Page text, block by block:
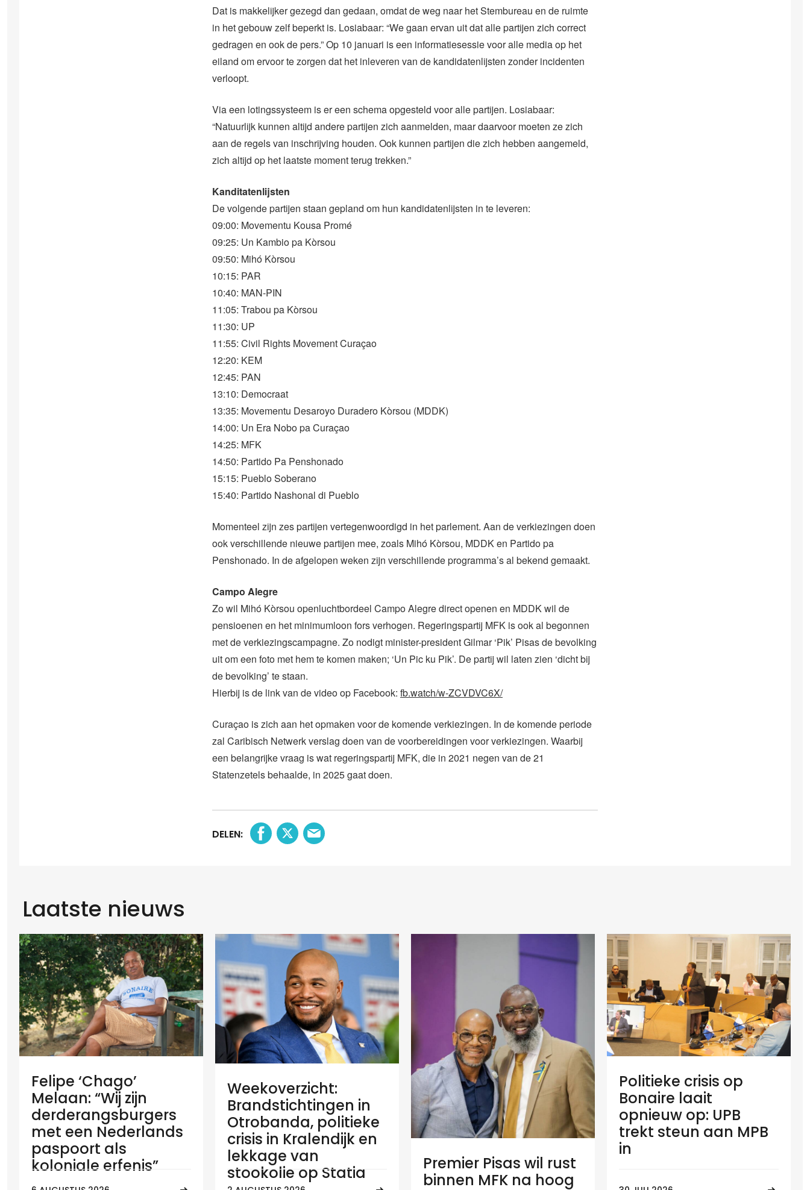
Dat is makkelijker gezegd dan gedaan, omdat de weg naar het Stembureau en de ruimte
in het gebouw zelf beperkt is. Losiabaar: “We gaan ervan uit dat alle partijen zich correct
gedragen en ook de pers.” Op 10 januari is een informatiesessie voor alle media op het
eiland om ervoor te zorgen dat het inleveren van de kandidatenlijsten zonder incidenten
verloopt.
Via een lotingssysteem is er een schema opgesteld voor alle partijen. Losiabaar:
“Natuurlijk kunnen altijd andere partijen zich aanmelden, maar daarvoor moeten ze zich
aan de regels van inschrijving houden. Ook kunnen partijen die zich hebben aangemeld,
zich altijd op het laatste moment terug trekken.”
Kanditatenlijsten
De volgende partijen staan gepland om hun kandidatenlijsten in te leveren:
09:00: Movementu Kousa Promé
09:25: Un Kambio pa Kòrsou
09:50: Mihó Kòrsou
10:15: PAR
10:40: MAN-PIN
11:05: Trabou pa Kòrsou
11:30: UP
11:55: Civil Rights Movement Curaçao
12:20: KEM
12:45: PAN
13:10: Democraat
13:35: Movementu Desaroyo Duradero Kòrsou (MDDK)
14:00: Un Era Nobo pa Curaçao
14:25: MFK
14:50: Partido Pa Penshonado
15:15: Pueblo Soberano
15:40: Partido Nashonal di Pueblo
Momenteel zijn zes partijen vertegenwoordigd in het parlement. Aan de verkiezingen doen
ook verschillende nieuwe partijen mee, zoals Mihó Kòrsou, MDDK en Partido pa
Penshonado. In de afgelopen weken zijn verschillende programma’s al bekend gemaakt.
Campo Alegre
Zo wil Mihó Kòrsou openluchtbordeel Campo Alegre direct openen en MDDK wil de
pensioenen en het minimumloon fors verhogen. Regeringspartij MFK is ook al begonnen
met de verkiezingscampagne. Zo nodigt minister-president Gilmar ‘Pik’ Pisas de bevolking
uit om een foto met hem te komen maken; ‘Un Pic ku Pik’. De partij wil laten zien ‘dicht bij
de bevolking’ te staan.
Hierbij is de link van de video op Facebook: fb.watch/w-ZCVDVC6X/
Curaçao is zich aan het opmaken voor de komende verkiezingen. In de komende periode
zal Caribisch Netwerk verslag doen van de voorbereidingen voor verkiezingen. Waarbij
een belangrijke vraag is wat regeringspartij MFK, die in 2021 negen van de 21
Statenzetels behaalde, in 2025 gaat doen.
DELEN:
Laatste nieuws
Felipe ‘Chago’
Melaan: “Wij zijn
derderangsburgers
met een Nederlands
paspoort als
koloniale erfenis”
Weekoverzicht:
Brandstichtingen in
Otrobanda, politieke
crisis in Kralendijk en
lekkage van
stookolie op Statia
Premier Pisas wil rust
binnen MFK na hoog
Politieke crisis op
Bonaire laait
opnieuw op: UPB
trekt steun aan MPB
in